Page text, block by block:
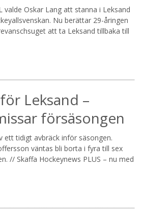
valde Oskar Lang att stanna i Leksand
Nu berättar 29-åringen
att ta Leksand tillbaka till
Leksand –
försäsongen
ett tidigt avbräck inför säsongen.
väntas bli borta i fyra till sex
// Skaffa Hockeynews PLUS – nu med